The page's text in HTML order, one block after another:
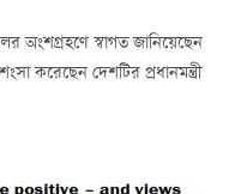
অংশগ্রহণে স্বাগত জানিয়েছেন
করেছেন দেশটির প্রধানমন্ত্রী